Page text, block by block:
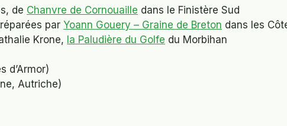
de Chanvre de Cornouaille dans le Finistère Sud
par Yoann Gouery – Graine de Breton dans les
Krone, la Paludière du Golfe du Morbihan
d’Armor)
Autriche)